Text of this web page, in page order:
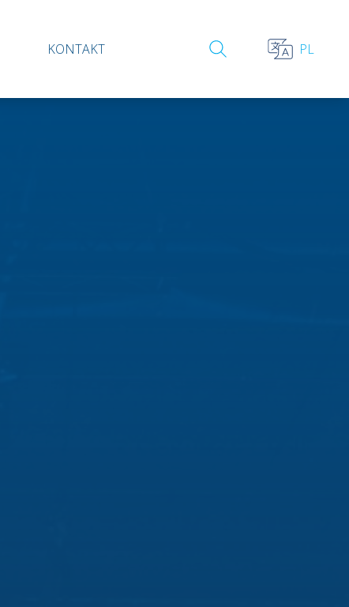
KONTAKT PL